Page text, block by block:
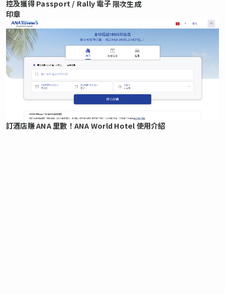
控及獲得 Passport / Rally 電子
印章
限次生成
訂酒店賺 ANA 里數！ANA World Hotel 使用介紹